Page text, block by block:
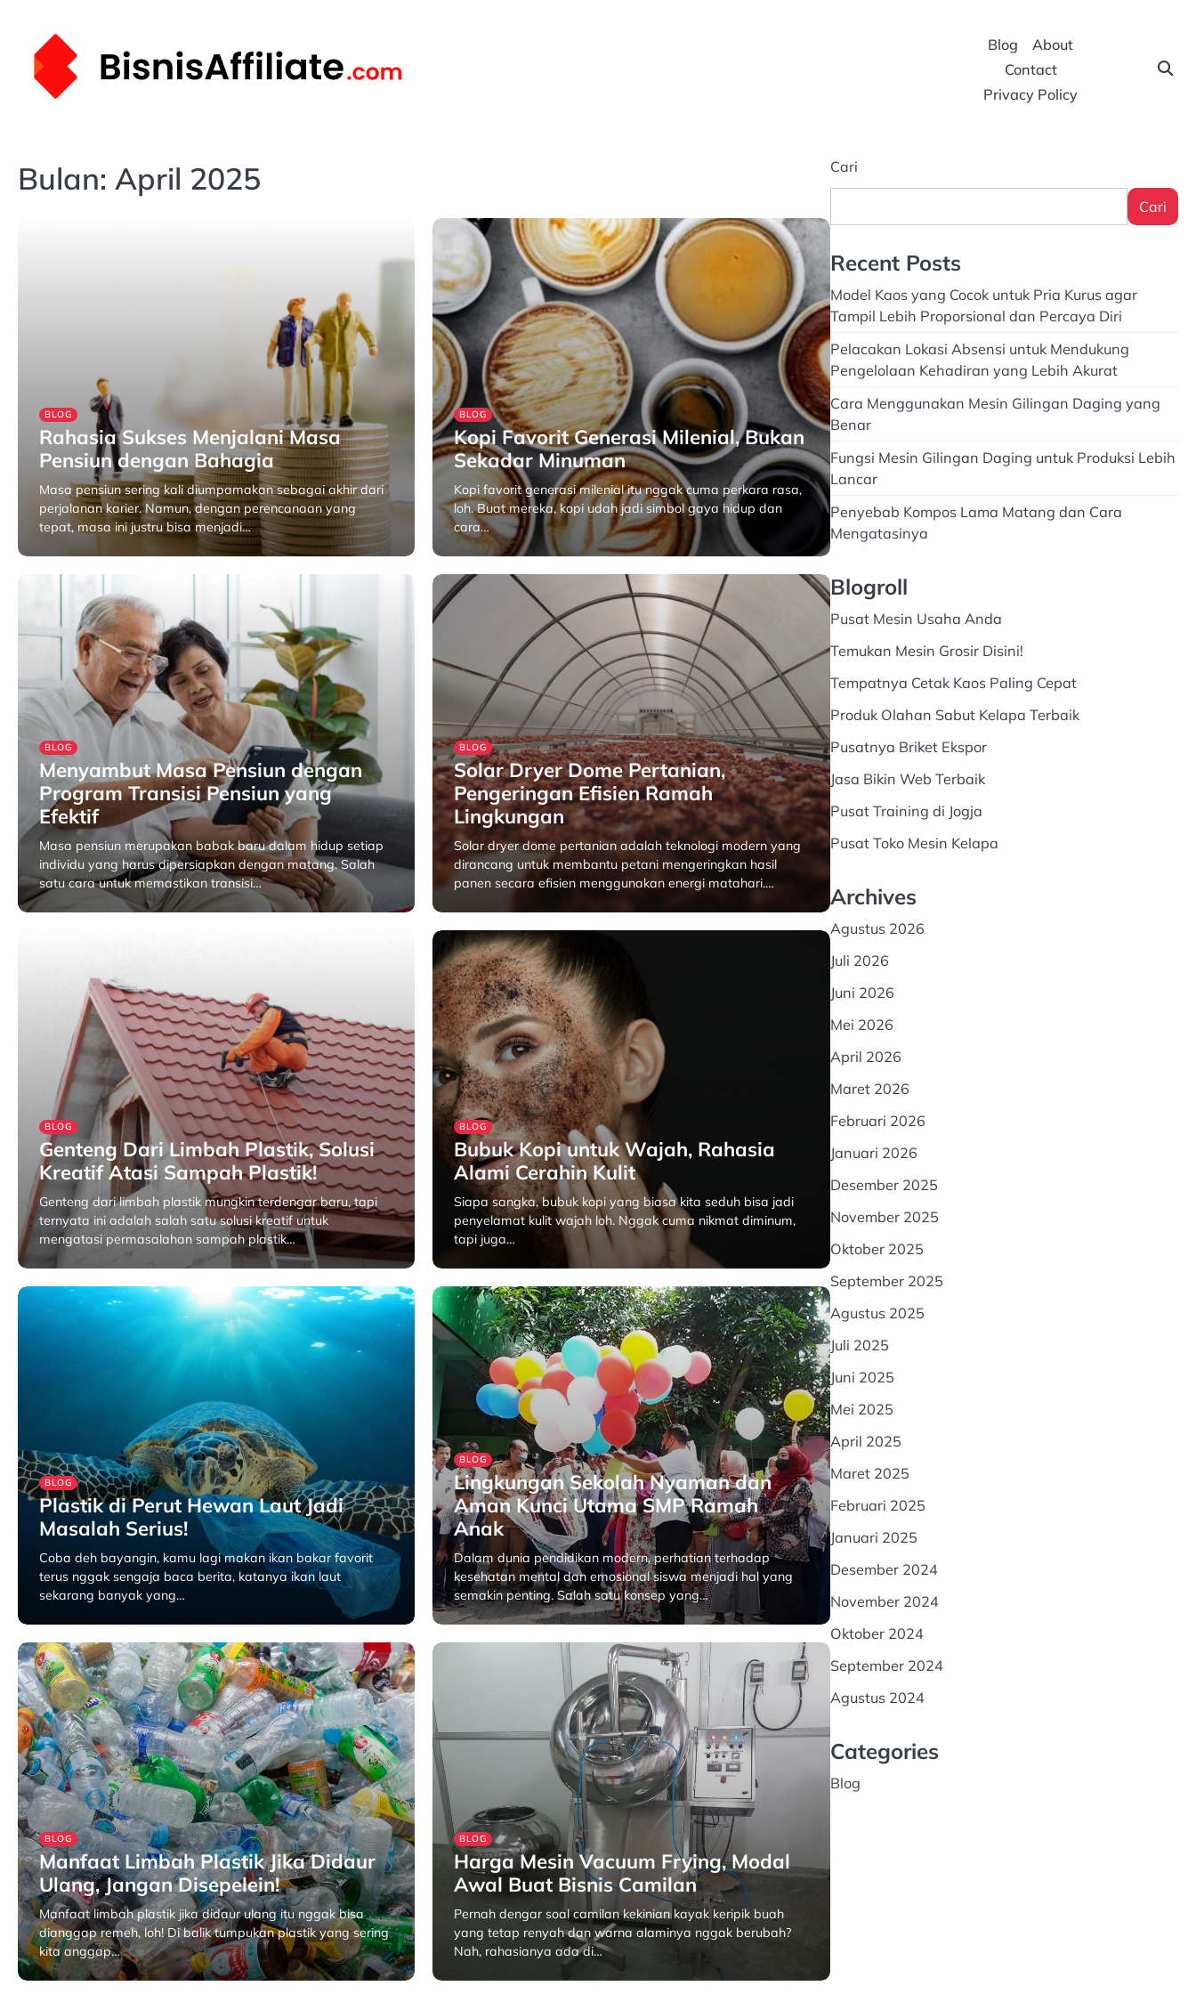
content
Blog
About
Contact
Privacy Policy
Bulan: April 2025
BLOG
Rahasia Sukses Menjalani Masa
Pensiun dengan Bahagia
Masa pensiun sering kali diumpamakan sebagai akhir dari
perjalanan karier. Namun, dengan perencanaan yang
tepat, masa ini justru bisa menjadi…
April 29, 2025
BLOG
Kopi Favorit Generasi Milenial, Bukan
Sekadar Minuman
Kopi favorit generasi milenial itu nggak cuma perkara rasa,
loh. Buat mereka, kopi udah jadi simbol gaya hidup dan
cara…
April 24, 2025
BLOG
Menyambut Masa Pensiun dengan
Program Transisi Pensiun yang
Efektif
Masa pensiun merupakan babak baru dalam hidup setiap
individu yang harus dipersiapkan dengan matang. Salah
satu cara untuk memastikan transisi…
April 24, 2025
BLOG
Solar Dryer Dome Pertanian,
Pengeringan Efisien Ramah
Lingkungan
Solar dryer dome pertanian adalah teknologi modern yang
dirancang untuk membantu petani mengeringkan hasil
panen secara efisien menggunakan energi matahari.…
April 23, 2025
BLOG
Genteng Dari Limbah Plastik, Solusi
Kreatif Atasi Sampah Plastik!
Genteng dari limbah plastik mungkin terdengar baru, tapi
ternyata ini adalah salah satu solusi kreatif untuk
mengatasi permasalahan sampah plastik…
April 22, 2025
BLOG
Bubuk Kopi untuk Wajah, Rahasia
Alami Cerahin Kulit
Siapa sangka, bubuk kopi yang biasa kita seduh bisa jadi
penyelamat kulit wajah loh. Nggak cuma nikmat diminum,
tapi juga…
April 17, 2025
BLOG
Plastik di Perut Hewan Laut Jadi
Masalah Serius!
Coba deh bayangin, kamu lagi makan ikan bakar favorit
terus nggak sengaja baca berita, katanya ikan laut
sekarang banyak yang…
April 17, 2025
BLOG
Lingkungan Sekolah Nyaman dan
Aman Kunci Utama SMP Ramah
Anak
Dalam dunia pendidikan modern, perhatian terhadap
kesehatan mental dan emosional siswa menjadi hal yang
semakin penting. Salah satu konsep yang…
April 16, 2025
BLOG
Manfaat Limbah Plastik Jika Didaur
Ulang, Jangan Disepelein!
Manfaat limbah plastik jika didaur ulang itu nggak bisa
dianggap remeh, loh! Di balik tumpukan plastik yang sering
kita anggap…
April 15, 2025
BLOG
Harga Mesin Vacuum Frying, Modal
Awal Buat Bisnis Camilan
Pernah dengar soal camilan kekinian kayak keripik buah
yang tetap renyah dan warna alaminya nggak berubah?
Nah, rahasianya ada di…
April 11, 2025
Cari
Cari
Recent Posts
Model Kaos yang Cocok untuk Pria Kurus agar
Tampil Lebih Proporsional dan Percaya Diri
Pelacakan Lokasi Absensi untuk Mendukung
Pengelolaan Kehadiran yang Lebih Akurat
Cara Menggunakan Mesin Gilingan Daging yang
Benar
Fungsi Mesin Gilingan Daging untuk Produksi Lebih
Lancar
Penyebab Kompos Lama Matang dan Cara
Mengatasinya
Blogroll
Pusat Mesin Usaha Anda
Temukan Mesin Grosir Disini!
Tempatnya Cetak Kaos Paling Cepat
Produk Olahan Sabut Kelapa Terbaik
Pusatnya Briket Ekspor
Jasa Bikin Web Terbaik
Pusat Training di Jogja
Pusat Toko Mesin Kelapa
Archives
Agustus 2026
Juli 2026
Juni 2026
Mei 2026
April 2026
Maret 2026
Februari 2026
Januari 2026
Desember 2025
November 2025
Oktober 2025
September 2025
Agustus 2025
Juli 2025
Juni 2025
Mei 2025
April 2025
Maret 2025
Februari 2025
Januari 2025
Desember 2024
November 2024
Oktober 2024
September 2024
Agustus 2024
Categories
Blog